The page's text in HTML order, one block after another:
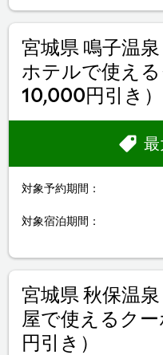
対象予約期間：
対象宿泊期間：
最
宮城県 鳴子温
ホテルで使え
10,000円引き）
宮城県 秋保温
屋で使えるク
円引き）